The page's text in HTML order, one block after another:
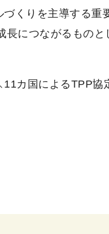
づくりを主導する重
長につながるものと
11カ国によるTPP協